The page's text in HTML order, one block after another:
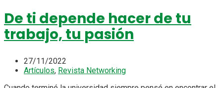
De ti depende hacer de tu
trabajo, tu pasión
27/11/2022
Artículos, Revista Networking